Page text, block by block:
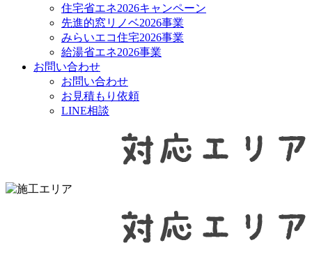
住宅省エネ2026キャンペーン
先進的窓リノベ2026事業
みらいエコ住宅2026事業
給湯省エネ2026事業
お問い合わせ
お問い合わせ
お見積もり依頼
LINE相談